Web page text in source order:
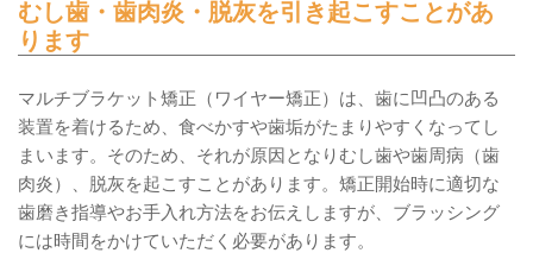
むし歯・歯肉炎・脱灰を引き起こすことがあ
ります
マルチブラケット矯正（ワイヤー矯正）は、歯に凹凸のある
装置を着けるため、食べかすや歯垢がたまりやすくなってし
まいます。そのため、それが原因となりむし歯や歯周病（歯
肉炎）、脱灰を起こすことがあります。矯正開始時に適切な
歯磨き指導やお手入れ方法をお伝えしますが、ブラッシング
には時間をかけていただく必要があります。